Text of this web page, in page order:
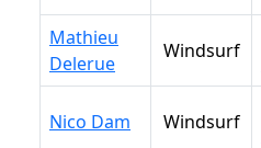
Mathieu
Delerue
Windsurf
Nico Dam Windsurf
Mathieu
Delerue
Windsurf
Nico Dam Windsurf